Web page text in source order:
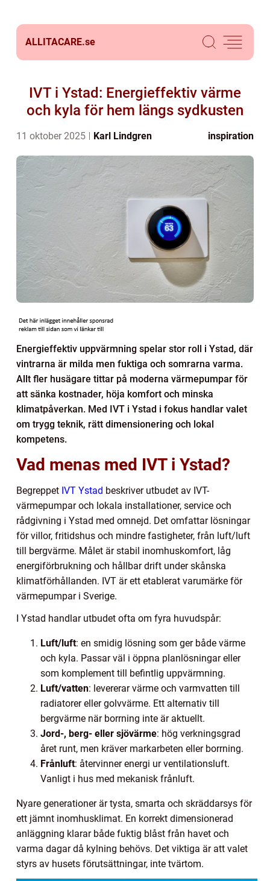
ALLITACARE.se
IVT i Ystad: Energieffektiv värme
och kyla för hem längs sydkusten
11 oktober 2025 Karl Lindgren inspiration
Energieffektiv uppvärmning spelar stor roll i Ystad, där
vintrarna är milda men fuktiga och somrarna varma.
Allt fler husägare tittar på moderna värmepumpar för
att sänka kostnader, höja komfort och minska
klimatpåverkan. Med IVT i Ystad i fokus handlar valet
om trygg teknik, rätt dimensionering och lokal
kompetens.
Vad menas med IVT i Ystad?
Begreppet IVT Ystad beskriver utbudet av IVT-
värmepumpar och lokala installationer, service och
rådgivning i Ystad med omnejd. Det omfattar lösningar
för villor, fritidshus och mindre fastigheter, från luft/luft
till bergvärme. Målet är stabil inomhuskomfort, låg
energiförbrukning och hållbar drift under skånska
klimatförhållanden. IVT är ett etablerat varumärke för
värmepumpar i Sverige.
I Ystad handlar utbudet ofta om fyra huvudspår:
Luft/luft: en smidig lösning som ger både värme
och kyla. Passar väl i öppna planlösningar eller
som komplement till befintlig uppvärmning.
Luft/vatten: levererar värme och varmvatten till
radiatorer eller golvvärme. Ett alternativ till
bergvärme när borrning inte är aktuellt.
Jord-, berg- eller sjövärme: hög verkningsgrad
året runt, men kräver markarbeten eller borrning.
Frånluft: återvinner energi ur ventilationsluft.
Vanligt i hus med mekanisk frånluft.
Nyare generationer är tysta, smarta och skräddarsys för
ett jämnt inomhusklimat. En korrekt dimensionerad
anläggning klarar både fuktig blåst från havet och
varma dagar då kylning behövs. Det viktiga är att valet
styrs av husets förutsättningar, inte tvärtom.